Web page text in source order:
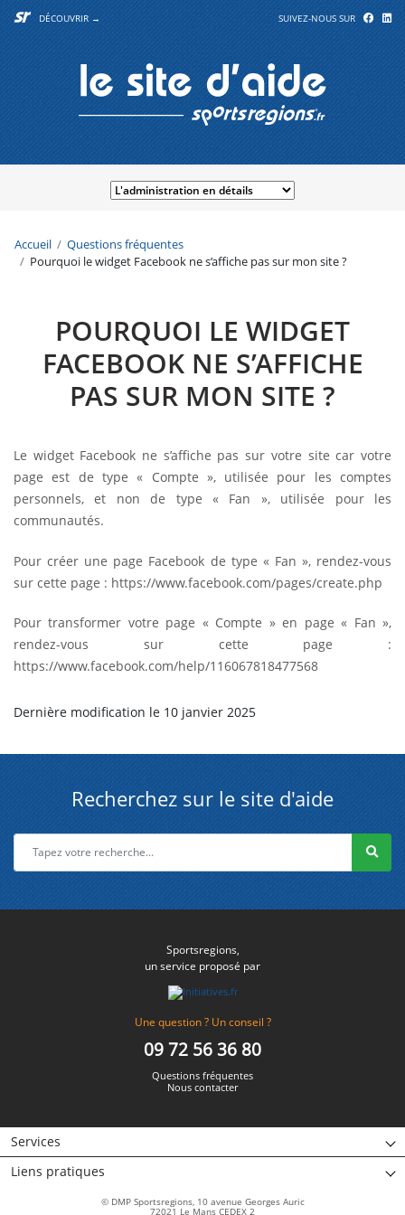
DÉCOUVRIR → SUIVEZ-NOUS SUR
Accueil
Questions fréquentes
Pourquoi le widget Facebook ne s’affiche pas sur mon site ?
POURQUOI LE WIDGET
FACEBOOK NE S’AFFICHE
PAS SUR MON SITE ?
Le widget Facebook ne s’affiche pas sur votre site car votre
page est de type « Compte », utilisée pour les comptes
personnels, et non de type « Fan », utilisée pour les
communautés.
Pour créer une page Facebook de type « Fan », rendez-vous
sur cette page : https://www.facebook.com/pages/create.php
Pour transformer votre page « Compte » en page « Fan »,
rendez-vous sur cette page :
https://www.facebook.com/help/116067818477568
Dernière modification le 10 janvier 2025
Recherchez sur le site d'aide
Sportsregions,
un service proposé par
Une question ? Un conseil ?
09 72 56 36 80
Questions fréquentes
Nous contacter
Services
Liens pratiques
© DMP Sportsregions, 10 avenue Georges Auric
72021 Le Mans CEDEX 2